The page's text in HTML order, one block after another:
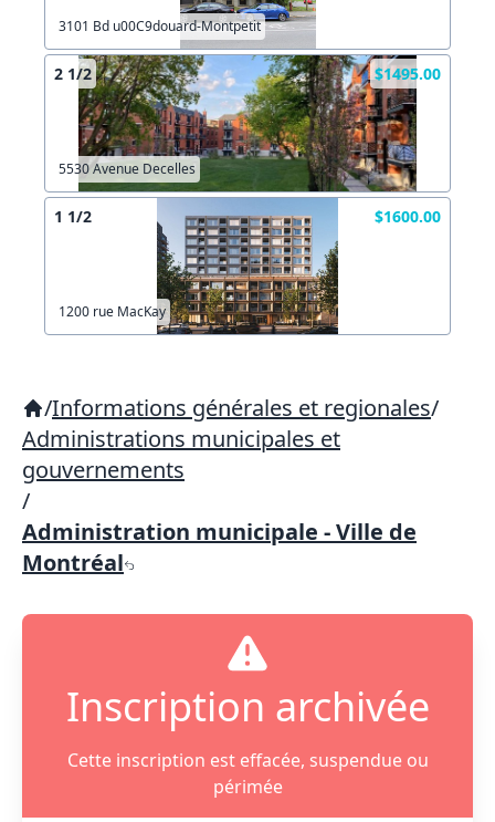
3101 Bd u00C9douard-Montpetit
2 1/2 $1495.00
5530 Avenue Decelles
1 1/2 $1600.00
1200 rue MacKay
/Informations générales et regionales/
Administrations municipales et
gouvernements
/
Administration municipale - Ville de
Montréal
Inscription archivée
Cette inscription est effacée, suspendue ou
périmée